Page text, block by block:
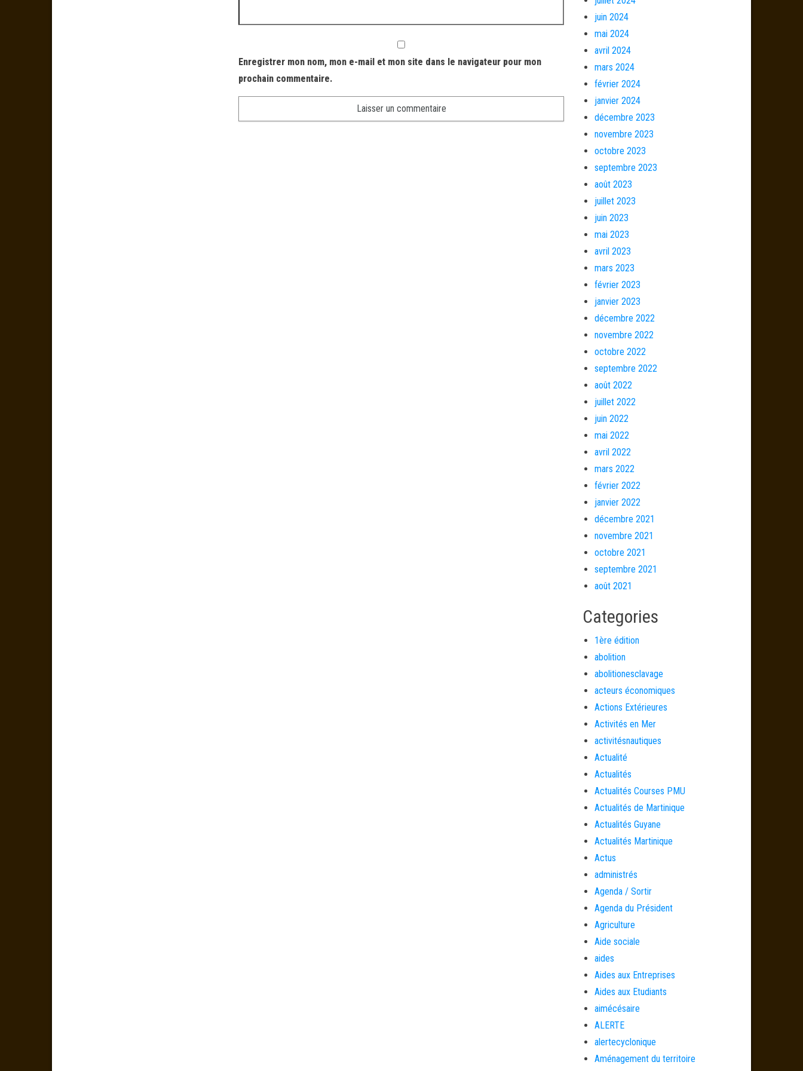
Enregistrer mon nom, mon e-mail et mon site dans le navigateur pour mon
prochain commentaire.
juin 2024
mai 2024
avril 2024
mars 2024
février 2024
janvier 2024
décembre 2023
novembre 2023
octobre 2023
septembre 2023
août 2023
juillet 2023
juin 2023
mai 2023
avril 2023
mars 2023
février 2023
janvier 2023
décembre 2022
novembre 2022
octobre 2022
septembre 2022
août 2022
juillet 2022
juin 2022
mai 2022
avril 2022
mars 2022
février 2022
janvier 2022
décembre 2021
novembre 2021
octobre 2021
septembre 2021
août 2021
Categories
1ère édition
abolition
abolitionesclavage
acteurs économiques
Actions Extérieures
Activités en Mer
activitésnautiques
Actualité
Actualités
Actualités Courses PMU
Actualités de Martinique
Actualités Guyane
Actualités Martinique
Actus
administrés
Agenda / Sortir
Agenda du Président
Agriculture
Aide sociale
aides
Aides aux Entreprises
Aides aux Etudiants
aimécésaire
ALERTE
alertecyclonique
Aménagement du territoire